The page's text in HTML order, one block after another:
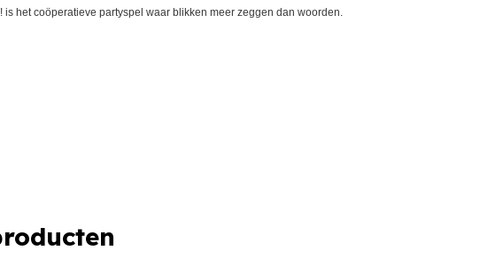
is het coöperatieve partyspel waar blikken meer zeggen dan woorden.